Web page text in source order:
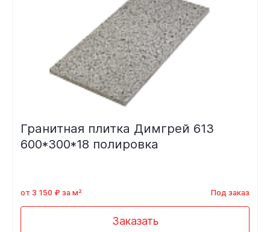
Гранитная плитка Димгрей 613
600*300*18 полировка
от 3 150 ₽ за м² Под заказ
Заказать